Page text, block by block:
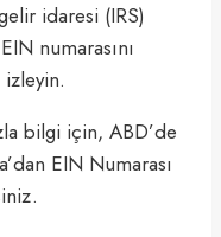
idaresi (IRS)
numarasını
bilgi için, ABD’de
EIN Numarası